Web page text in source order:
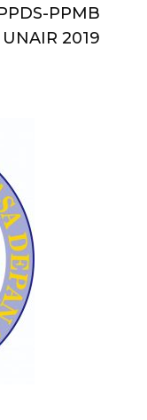
PPMB
UNAIR 2019